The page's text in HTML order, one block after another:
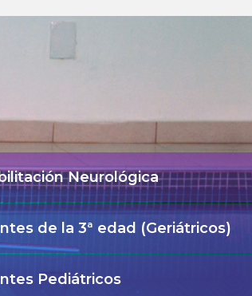
Neurológica
de la 3ª edad (Geriátricos)
Pediátricos